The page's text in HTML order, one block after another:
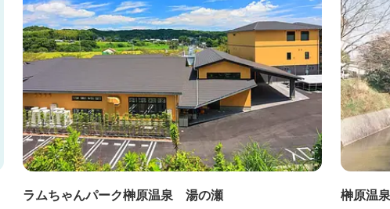
ラムちゃんパーク榊原温泉 湯の瀬
榊原温